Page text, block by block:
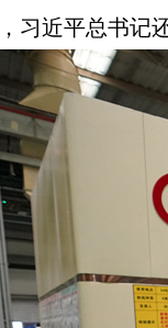
习近平总书记